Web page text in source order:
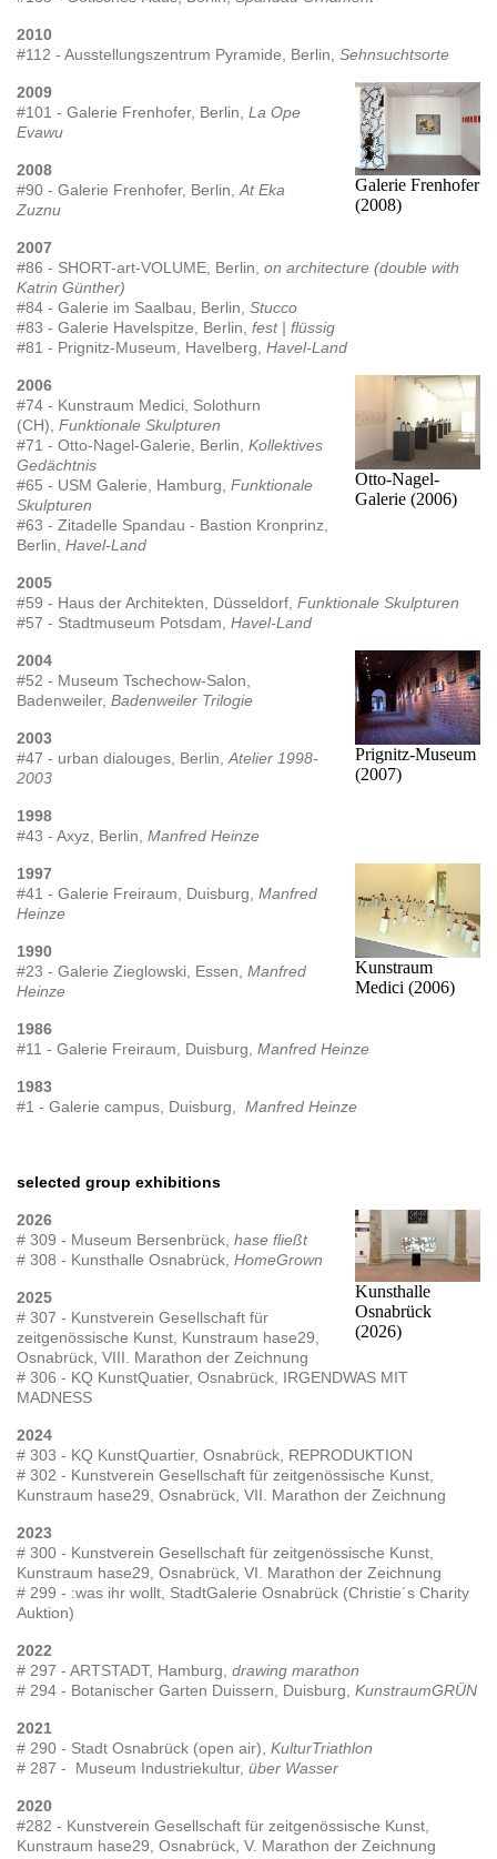
2010
#112 - Ausstellungszentrum Pyramide, Berlin, Sehnsuchtsorte
Galerie Frenhofer
(2008)
2009
#101 - Galerie Frenhofer, Berlin, La Ope
Evawu
2008
#90 - Galerie Frenhofer, Berlin, At Eka
Zuznu
2007
#86 - SHORT-art-VOLUME, Berlin, on architecture (double with
Katrin Günther)
#84 - Galerie im Saalbau, Berlin, Stucco
#83 - Galerie Havelspitze, Berlin, fest | flüssig
#81 - Prignitz-Museum, Havelberg, Havel-Land
Otto-Nagel-
Galerie (2006)
2006
#74 - Kunstraum Medici, Solothurn
(CH), Funktionale Skulpturen
#71 - Otto-Nagel-Galerie, Berlin, Kollektives
Gedächtnis
#65 - USM Galerie, Hamburg, Funktionale
Skulpturen
#63 - Zitadelle Spandau - Bastion Kronprinz,
Berlin, Havel-Land
2005
#59 - Haus der Architekten, Düsseldorf, Funktionale Skulpturen
#57 - Stadtmuseum Potsdam, Havel-Land
Prignitz-Museum
(2007)
2004
#52 - Museum Tschechow-Salon,
Badenweiler, Badenweiler Trilogie
2003
#47 - urban dialouges, Berlin, Atelier 1998-
2003
1998
#43 - Axyz, Berlin, Manfred Heinze
Kunstraum
Medici (2006)
1997
#41 - Galerie Freiraum, Duisburg, Manfred
Heinze
1990
#23 - Galerie Zieglowski, Essen, Manfred
Heinze
1986
#11 - Galerie Freiraum, Duisburg, Manfred Heinze
1983
#1 - Galerie campus, Duisburg, Manfred Heinze
selected group exhibitions
Kunsthalle
Osnabrück
(2026)
2026
# 309 - Museum Bersenbrück, hase fließt
# 308 - Kunsthalle Osnabrück, HomeGrown
2025
# 307 - Kunstverein Gesellschaft für
zeitgenössische Kunst, Kunstraum hase29,
Osnabrück, VIII. Marathon der Zeichnung
# 306 - KQ KunstQuatier, Osnabrück, IRGENDWAS MIT
MADNESS
2024
# 303 - KQ KunstQuartier, Osnabrück, REPRODUKTION
# 302 - Kunstverein Gesellschaft für zeitgenössische Kunst,
Kunstraum hase29, Osnabrück, VII. Marathon der Zeichnung
2023
# 300 - Kunstverein Gesellschaft für zeitgenössische Kunst,
Kunstraum hase29, Osnabrück, VI. Marathon der Zeichnung
# 299 - :was ihr wollt, StadtGalerie Osnabrück (Christie´s Charity
Auktion)
2022
# 297 - ARTSTADT, Hamburg, drawing marathon
# 294 - Botanischer Garten Duissern, Duisburg, KunstraumGRÜN
2021
# 290 - Stadt Osnabrück (open air), KulturTriathlon
# 287 - Museum Industriekultur, über Wasser
2020
#282 - Kunstverein Gesellschaft für zeitgenössische Kunst,
Kunstraum hase29, Osnabrück, V. Marathon der Zeichnung